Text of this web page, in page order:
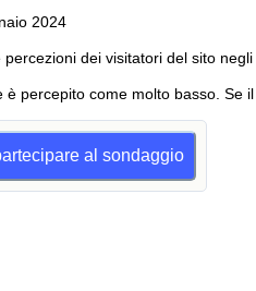
2024
dei visitatori del sito negli
è percepito come molto basso. Se
al sondaggio